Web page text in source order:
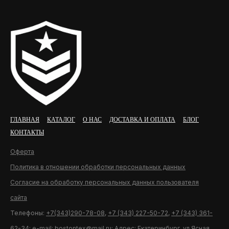
ГЛАВНАЯ КАТАЛОГ О НАС ДОСТАВКА И ОПЛАТА
БЛОГ
КОНТАКТЫ
Оферта
Политика в отношении обработки персональных данных
Согласие на обработку персональных данных пользователя
сайта
Телефоны: +7(343)290-78-08, +7 (343) 227-50-72, +7 (343) 361-